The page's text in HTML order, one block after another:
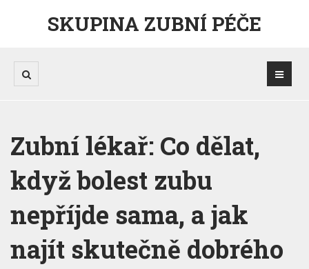
SKUPINA ZUBNÍ PÉČE
Zubní lékař: Co dělat,
když bolest zubu
nepříjde sama, a jak
najít skutečně dobrého